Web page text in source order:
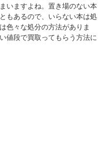
いますよね。置き場のない本
もあるので、いらない本は処
色々な処分の方法がありま
値段で買取ってもらう方法に